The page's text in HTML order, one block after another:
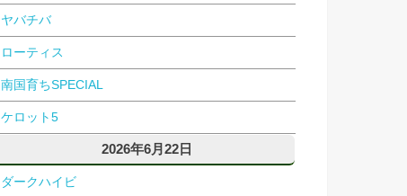
ヤバチバ
ローティス
南国育ちSPECIAL
ケロット5
2026年6月22日
ダークハイビ